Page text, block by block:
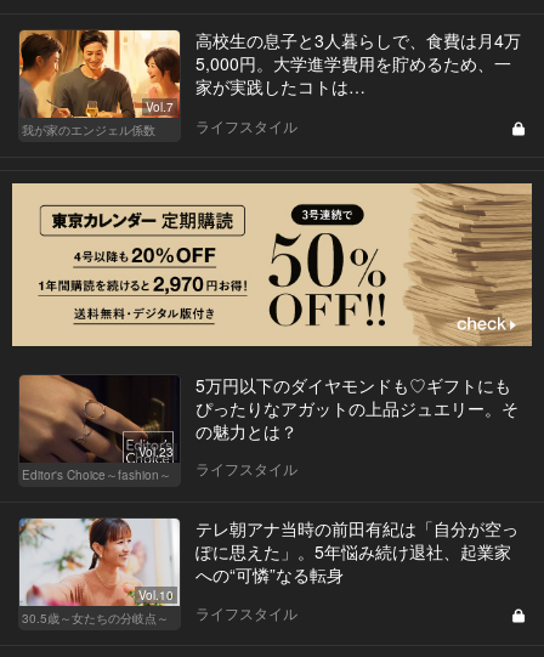
Vol.7
我が家のエンジェル係数
高校生の息子と3人暮らしで、食費は月4万
5,000円。大学進学費用を貯めるため、一
家が実践したコトは…
ライフスタイル
Vol.23
Editor's Choice～fashion～
5万円以下のダイヤモンドも♡ギフトにも
ぴったりなアガットの上品ジュエリー。そ
の魅力とは？
ライフスタイル
Vol.10
30.5歳～女たちの分岐点～
テレ朝アナ当時の前田有紀は「自分が空っ
ぽに思えた」。5年悩み続け退社、起業家
への“可憐”なる転身
ライフスタイル